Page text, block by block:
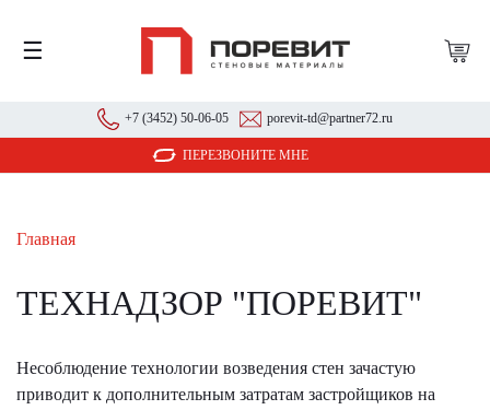
☰
+7 (3452) 50-06-05 porevit-td@partner72.ru
ПЕРЕЗВОНИТЕ МНЕ
Главная
ТЕХНАДЗОР "ПОРЕВИТ"
Несоблюдение технологии возведения стен зачастую
приводит к дополнительным затратам застройщиков на